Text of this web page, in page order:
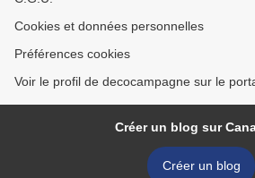
Cookies et données personnelles
Préférences cookies
Voir le profil de decocampagne sur le
Créer un blog sur
Créer un blog